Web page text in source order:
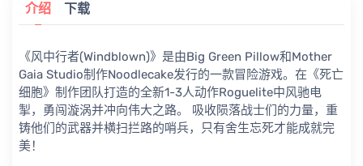
介绍 下载
《风中行者(Windblown)》是由Big Green Pillow和Mother
Gaia Studio制作Noodlecake发行的一款冒险游戏。在《死亡
细胞》制作团队打造的全新1-3人动作Roguelite中风驰电
掣，勇闯漩涡并冲向伟大之路。 吸收陨落战士们的力量，重
铸他们的武器并横扫拦路的哨兵，只有舍生忘死才能成就完
美！